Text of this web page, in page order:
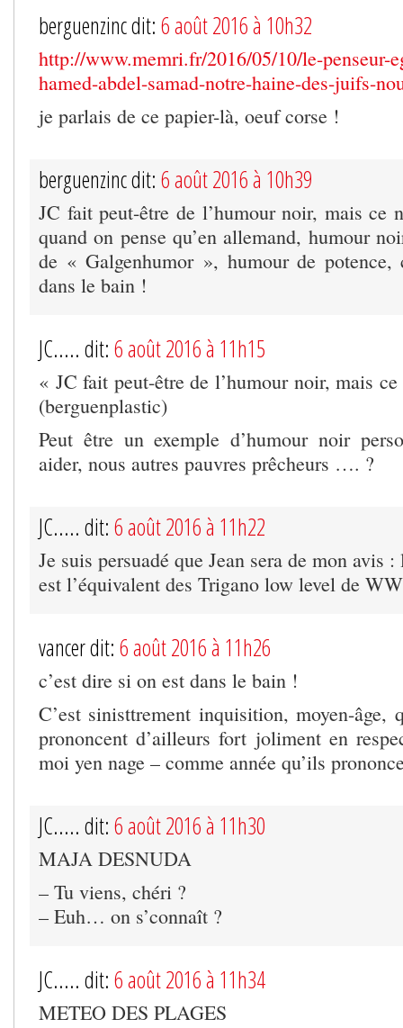
berguenzinc dit: 6 août 2016 à 10h32
http://www.memri.fr/2016/05/10/le-penseur-
hamed-abdel-samad-notre-haine-des-juifs-
je parlais de ce papier-là, oeuf corse !
berguenzinc dit: 6 août 2016 à 10h39
JC fait peut-être de l’humour noir, mais ce
quand on pense qu’en allemand, humour
de « Galgenhumor », humour de potence,
dans le bain !
JC..... dit: 6 août 2016 à 11h15
« JC fait peut-être de l’humour noir, mais
(berguenplastic)
Peut être un exemple d’humour noir
aider, nous autres pauvres prêcheurs …. ?
JC..... dit: 6 août 2016 à 11h22
Je suis persuadé que Jean sera de mon avis
est l’équivalent des Trigano low level de
vancer dit: 6 août 2016 à 11h26
c’est dire si on est dans le bain !
C’est sinisttrement inquisition, moyen-âge,
prononcent d’ailleurs fort joliment en
moi yen nage – comme année qu’ils
JC..... dit: 6 août 2016 à 11h30
MAJA DESNUDA
– Tu viens, chéri ?
– Euh… on s’connaît ?
JC..... dit: 6 août 2016 à 11h34
METEO DES PLAGES